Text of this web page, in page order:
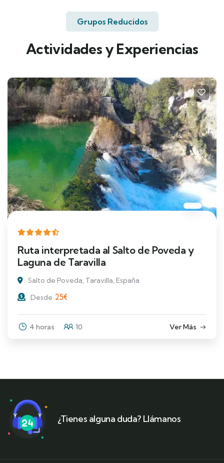
Grupos Reducidos
Actividades y Experiencias
Ruta interpretada al Salto de Poveda y
Laguna de Taravilla
Salto de Poveda, Taravilla, España
Desde 25€
4 horas 10 Ver Más
¿Tienes alguna duda? Llámanos